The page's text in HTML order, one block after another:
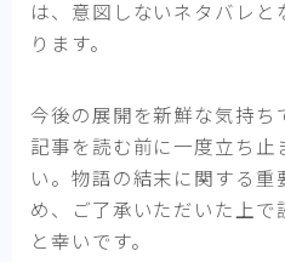
は、意図しないネタバレと
ります。
今後の展開を新鮮な気持ち
記事を読む前に一度立ち止
い。物語の結末に関する重
め、ご了承いただいた上
と幸いです。